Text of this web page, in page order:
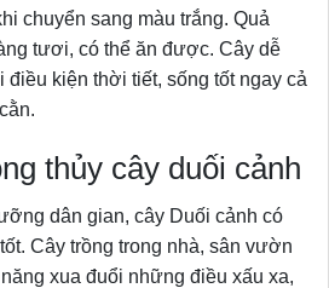
chuyển sang màu trắng. Quả
tươi, có thể ăn được. Cây dễ
kiện thời tiết, sống tốt ngay cả
thủy cây duối cảnh
dân gian, cây Duối cảnh có
Cây trồng trong nhà, sân vườn
xua đuổi những điều xấu xa,